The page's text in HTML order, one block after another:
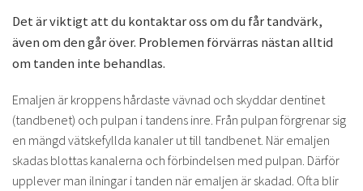
Det är viktigt att du kontaktar oss om du får tandvärk,
även om den går över. Problemen förvärras nästan alltid
om tanden inte behandlas.
Emaljen är kroppens hårdaste vävnad och skyddar dentinet
(tandbenet) och pulpan i tandens inre. Från pulpan förgrenar sig
en mängd vätskefyllda kanaler ut till tandbenet. När emaljen
skadas blottas kanalerna och förbindelsen med pulpan. Därför
upplever man ilningar i tanden när emaljen är skadad. Ofta blir